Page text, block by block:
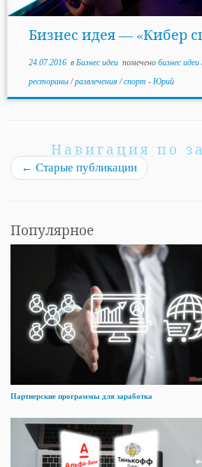
Бизнес идея — «Кибер
24.07.2016в Бизнес идеи помечено бизнес идеи
рестораны/развлечения/спорт - Юрий
Навигация по
← Старые публикации
Популярное
Партнерские программы для заработка